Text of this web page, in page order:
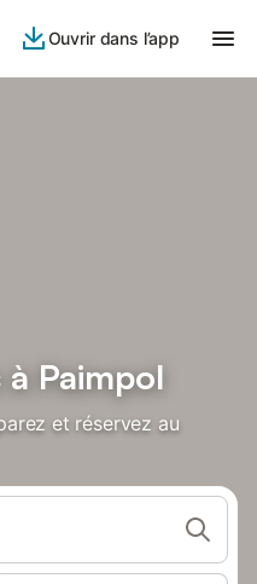
Ouvrir dans l’app
Paimpol
et réservez au